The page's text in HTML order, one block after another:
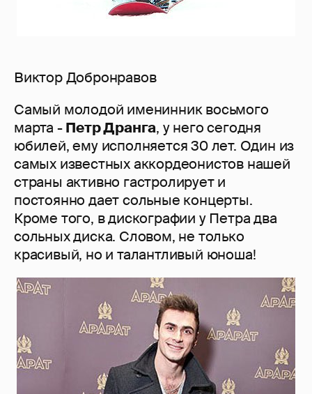
Виктор Добронравов
Самый молодой именинник восьмого
марта -Петр Дранга, у него сегодня
юбилей, ему исполняется 30 лет. Один из
самых известных аккордеонистов нашей
страны активно гастролирует и
постоянно дает сольные концерты.
Кроме того, в дискографии у Петра два
сольных диска. Словом, не только
красивый, но и талантливый юноша!